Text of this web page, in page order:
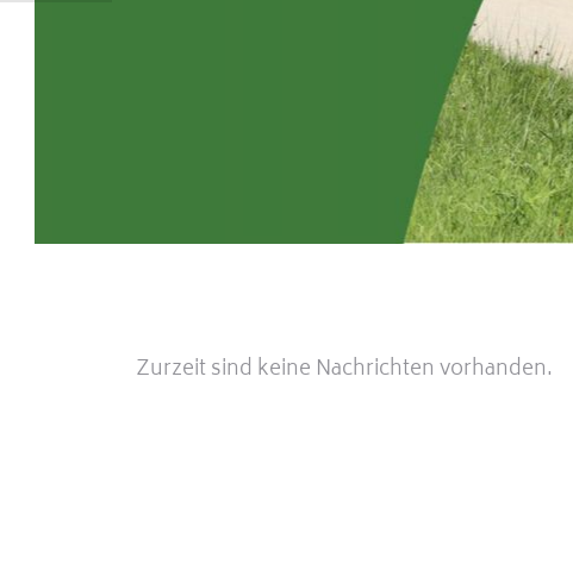
Zurzeit sind keine Nachrichten vorhanden.